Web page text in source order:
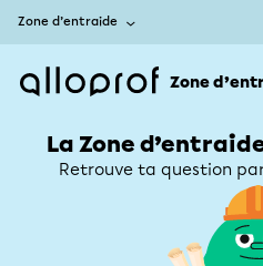
Zone d’entraide
Zone
La Zone
Retrouve ta question